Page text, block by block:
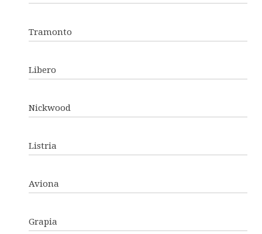
Tramonto
Libero
Nickwood
Listria
Aviona
Grapia